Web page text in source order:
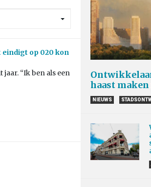
eindigt op 020 kon
“Ik ben als een
haast
NIEUWS